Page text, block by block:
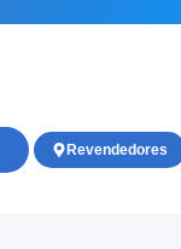
Revendedores